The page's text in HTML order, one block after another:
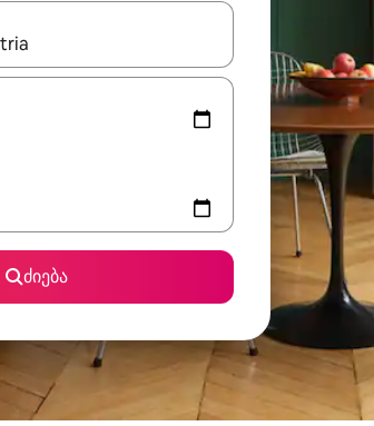
გახდება, ნავიგაციისთვის
ძიება